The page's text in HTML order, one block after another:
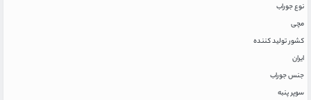
نوع جوراب
مچی
کشور تولید کننده
ایران
جنس جوراب
سوپر پنبه